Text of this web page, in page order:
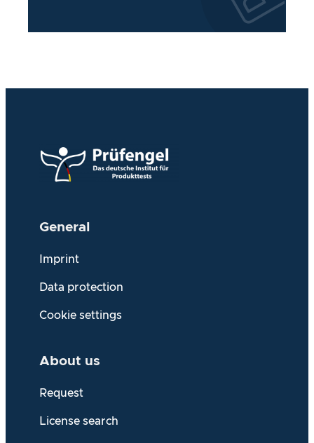
General
Imprint
Data protection
Cookie settings
About us
Request
License search